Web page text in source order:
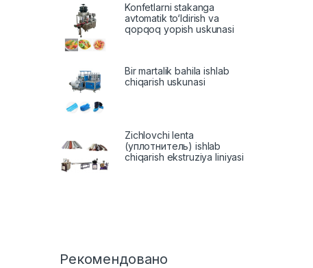
Konfetlarni stakanga
avtomatik to‘ldirish va
qopqoq yopish uskunasi
Bir martalik bahila ishlab
chiqarish uskunasi
Zichlovchi lenta
(уплотнитель) ishlab
chiqarish ekstruziya liniyasi
Рекомендовано